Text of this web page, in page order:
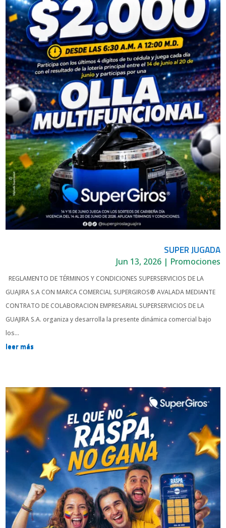
SUPER JUGADA
Jun 13, 2026| Promociones
REGLAMENTO DE TÉRMINOS Y CONDICIONES SUPERSERVICIOS DE LA
GUAJIRA S.A CON MARCA COMERCIAL SUPERGIROS® AVALADA MEDIANTE
CONTRATO DE COLABORACION EMPRESARIAL SUPERSERVICIOS DE LA
GUAJIRA S.A. organiza y desarrolla la presente dinámica comercial bajo
los...
leer más